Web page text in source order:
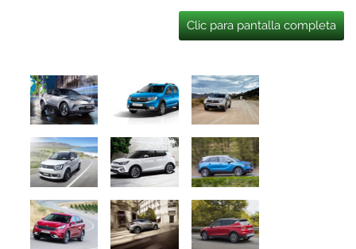
Clic para pantalla completa